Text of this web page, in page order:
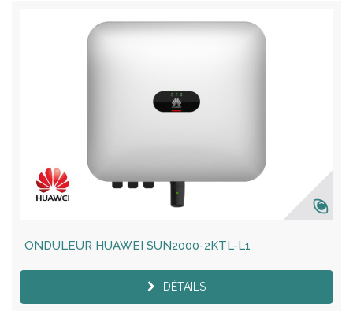
ONDULEUR HUAWEI SUN2000-2KTL-L1
DÉTAILS